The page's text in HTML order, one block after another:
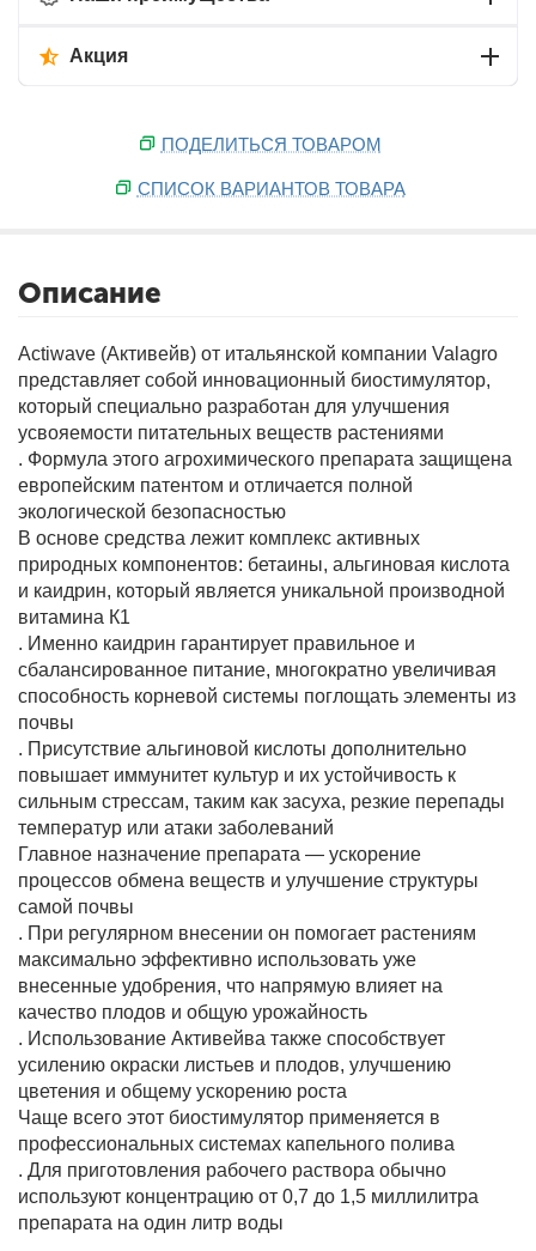
Фитолампы
Акция
ПОДЕЛИТЬСЯ ТОВАРОМ
СПИСОК ВАРИАНТОВ ТОВАРА
Описание
Actiwave (Активейв) от итальянской компании Valagro
представляет собой инновационный биостимулятор,
который специально разработан для улучшения
усвояемости питательных веществ растениями
. Формула этого агрохимического препарата защищена
европейским патентом и отличается полной
экологической безопасностью
В основе средства лежит комплекс активных
природных компонентов: бетаины, альгиновая кислота
и каидрин, который является уникальной производной
витамина К1
. Именно каидрин гарантирует правильное и
сбалансированное питание, многократно увеличивая
способность корневой системы поглощать элементы из
почвы
. Присутствие альгиновой кислоты дополнительно
повышает иммунитет культур и их устойчивость к
сильным стрессам, таким как засуха, резкие перепады
температур или атаки заболеваний
Главное назначение препарата — ускорение
процессов обмена веществ и улучшение структуры
самой почвы
. При регулярном внесении он помогает растениям
максимально эффективно использовать уже
внесенные удобрения, что напрямую влияет на
качество плодов и общую урожайность
. Использование Активейва также способствует
усилению окраски листьев и плодов, улучшению
цветения и общему ускорению роста
Чаще всего этот биостимулятор применяется в
профессиональных системах капельного полива
. Для приготовления рабочего раствора обычно
используют концентрацию от 0,7 до 1,5 миллилитра
препарата на один литр воды